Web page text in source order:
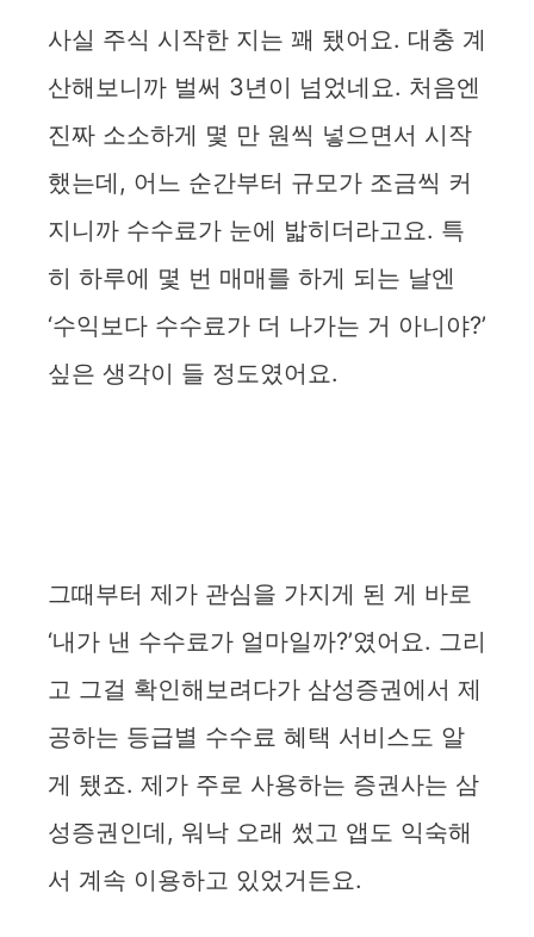
사실 주식 시작한 지는 꽤 됐어요. 대충 계
산해보니까 벌써 3년이 넘었네요. 처음엔
진짜 소소하게 몇 만 원씩 넣으면서 시작
했는데, 어느 순간부터 규모가 조금씩 커
지니까 수수료가 눈에 밟히더라고요. 특
히 하루에 몇 번 매매를 하게 되는 날엔
‘수익보다 수수료가 더 나가는 거 아니야?’
싶은 생각이 들 정도였어요.
그때부터 제가 관심을 가지게 된 게 바로
‘내가 낸 수수료가 얼마일까?’였어요. 그리
고 그걸 확인해보려다가 삼성증권에서 제
공하는 등급별 수수료 혜택 서비스도 알
게 됐죠. 제가 주로 사용하는 증권사는 삼
성증권인데, 워낙 오래 썼고 앱도 익숙해
서 계속 이용하고 있었거든요.